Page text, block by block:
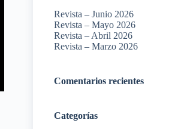
Revista – Junio 2026
Revista – Mayo 2026
Revista – Abril 2026
Revista – Marzo 2026
Comentarios recientes
Categorías